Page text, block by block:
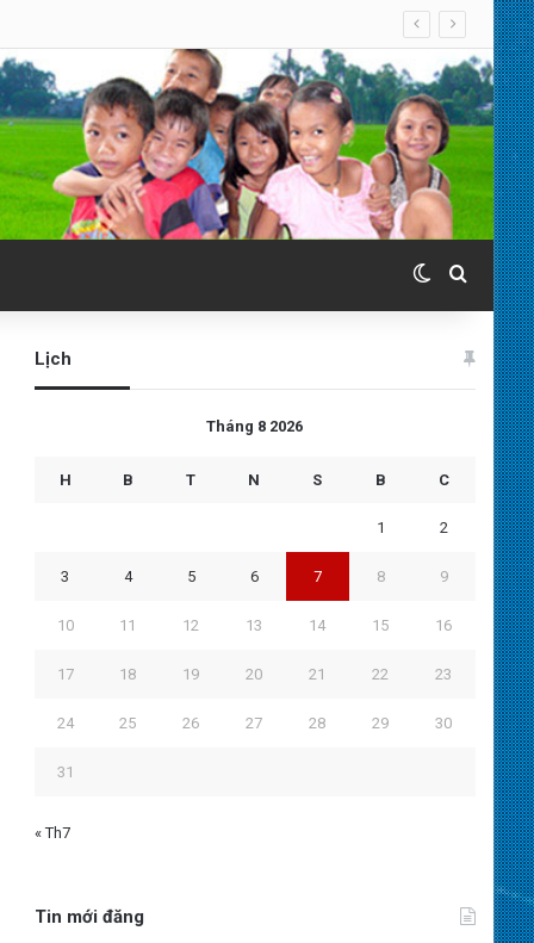
Switch skin
Search
Lịch
Tháng 8 2026
H B T N S B C
1 2
3 4 5 6 7 8 9
10 11 12 13 14 15 16
17 18 19 20 21 22 23
24 25 26 27 28 29 30
31
« Th7
Tin mới đăng